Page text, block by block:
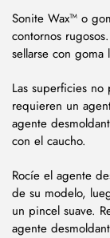
Sonite Wax™ o
contornos
sellarse con goma
Las superficies
requieren un
agente
con el caucho.
Rocíe el agente
de su modelo,
un pincel suave.
agente